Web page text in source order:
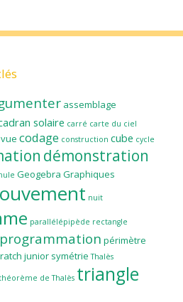
assemblage
solaire carré carte du ciel
codage construction cube cycle
démonstration
Geogebra Graphiques
nuit
parallélépipède rectangle
programmation périmètre
junior symétrie Thalès
de Thalès triangle